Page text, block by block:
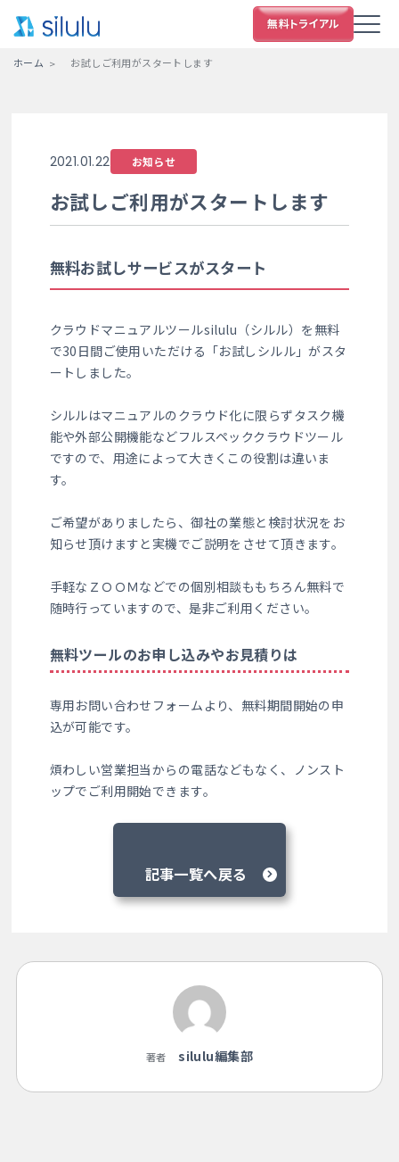
ホーム お試しご利用がスタートします
2021.01.22 お知らせ
お試しご利用がスタートします
無料お試しサービスがスタート
クラウドマニュアルツールsilulu（シルル）を無料
で30日間ご使用いただける「お試しシルル」がスタ
ートしました。
シルルはマニュアルのクラウド化に限らずタスク機
能や外部公開機能などフルスペッククラウドツール
ですので、用途によって大きくこの役割は違いま
す。
ご希望がありましたら、御社の業態と検討状況をお
知らせ頂けますと実機でご説明をさせて頂きます。
手軽なＺＯＯＭなどでの個別相談ももちろん無料で
随時行っていますので、是非ご利用ください。
無料ツールのお申し込みやお見積りは
専用お問い合わせフォームより、無料期間開始の申
込が可能です。
煩わしい営業担当からの電話などもなく、ノンスト
ップでご利用開始できます。
記事一覧へ戻る
著者 silulu編集部